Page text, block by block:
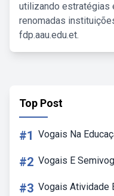
utilizando estratégias
renomadas
fdp.aau.edu.et.
Top Post
#1 Vogais Na
#2 Vogais E
#3 Vogais Atividade